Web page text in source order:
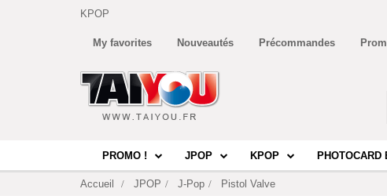
KPOP
My favorites Nouveautés Précommandes
PROMO ! JPOP KPOP PHOTOCARD
Accueil JPOP J-Pop Pistol Valve